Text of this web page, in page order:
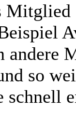
Mitglied
andere
so
schnell